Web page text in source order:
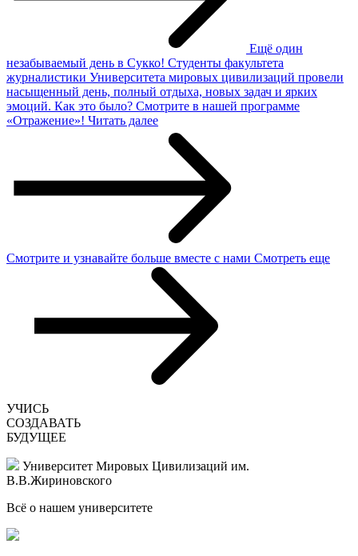
Ещё один
незабываемый день в Сукко! Студенты факультета
журналистики Университета мировых цивилизаций провели
насыщенный день, полный отдыха, новых задач и ярких
эмоций. Как это было? Смотрите в нашей программе
«Отражение»! Читать далее
Смотрите и узнавайте больше вместе с нами Смотреть еще
УЧИСЬ
СОЗДАВАТЬ
БУДУЩЕЕ
Университет Мировых Цивилизаций им.
В.В.Жириновского
Всё о нашем университете